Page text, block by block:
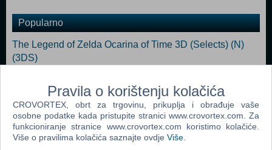
Popularno
The Legend of Zelda Ocarina of Time 3D (Selects) (N)
(3DS)
Kirby Planet Robobot (N) (3DS)
Tekken 3D Prime Edition (3DS)
Lego Pirates Of The Caribbean Video Game (3DS)
Pravila o korištenju kolačića
CROVORTEX, obrt za trgovinu, prikuplja i obrađuje vaše
osobne podatke kada pristupite stranici www.crovortex.com. Za
funkcioniranje stranice www.crovortex.com koristimo kolačiće.
Više o pravilima kolačića saznajte ovdje Više